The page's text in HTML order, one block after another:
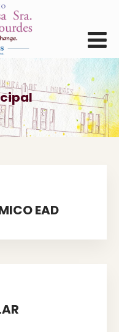
EAD